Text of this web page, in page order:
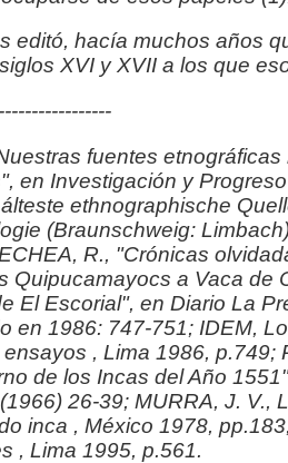
editó, hacía muchos años
XVI y XVII a los que
fuentes
en Investigación y
ethnographische
(Braunschweig:
R., "Crónicas
Quipucamayocs a Vaca de
El Escorial", en Diario La
en 1986: 747-751; IDEM,
ensayos , Lima 1986, p.749;
de los Incas del Año
26-39; MURRA, J. V.,
inca , México 1978,
, Lima 1995, p.561.